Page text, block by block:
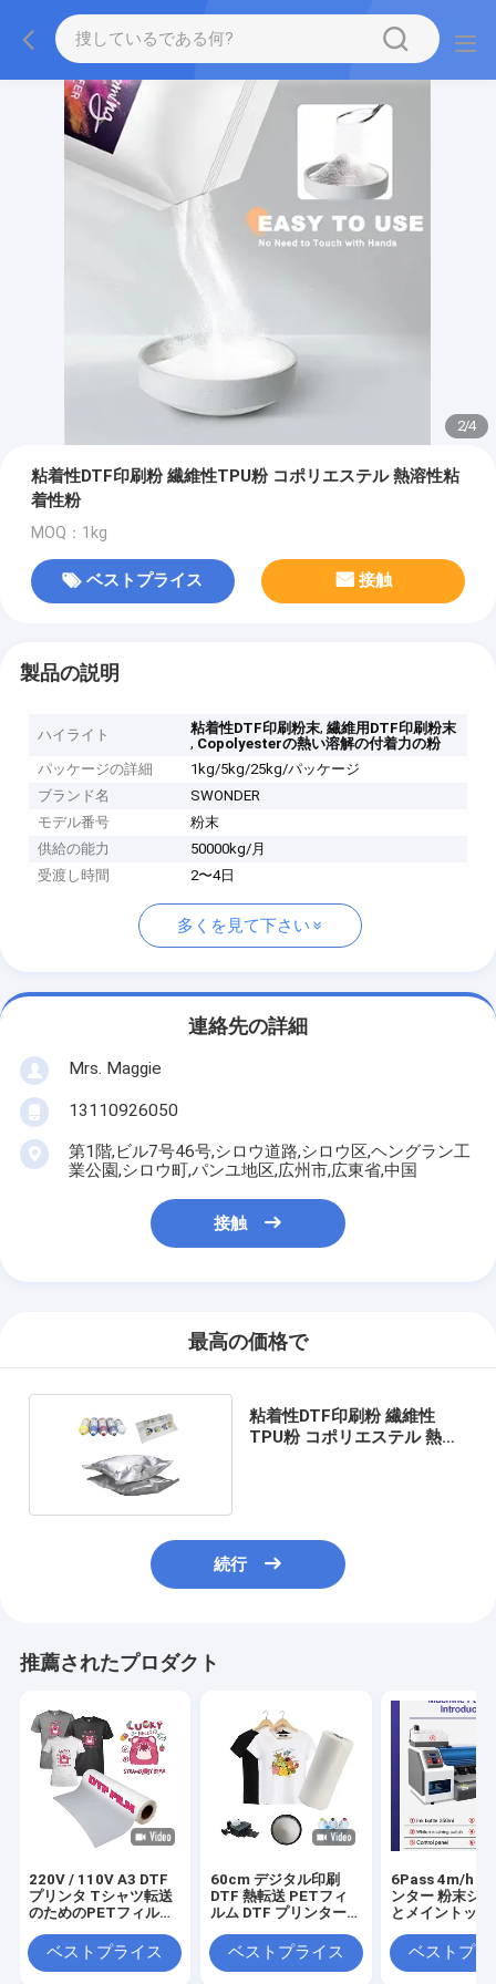
2/4
粘着性DTF印刷粉 繊維性TPU粉 コポリエステル 熱溶性粘
着性粉
MOQ：1kg
ベストプライス 接触
製品の説明
ハイライト 粘着性DTF印刷粉末,繊維用DTF印刷粉末
, Copolyesterの熱い溶解の付着力の粉
パッケージの詳細
1kg/5kg/25kg/パッケージ
ブランド名
SWONDER
モデル番号
粉末
供給の能力
50000kg/月
受渡し時間
2〜4日
多くを見て下さい
連絡先の詳細
Mrs. Maggie
13110926050
第1階,ビル7号46号,シロウ道路,シロウ区,ヘングラン工
業公園,シロウ町,パンユ地区,広州市,広東省,中国
接触
最高の価格で
粘着性DTF印刷粉 繊維性
TPU粉 コポリエステル 熱溶
続行
推薦されたプロダクト
220V / 110V A3 DTF
プリンタ Tシャツ転送
のためのPETフィルム
ベストプライス
60cm デジタル印刷
DTF 熱転送 PETフィ
ルム DTF プリンターフ
靴 Tシャツ 印刷 DTF
紙 PETフィルム
ベストプライス
6Pass 4m/h
ンター 粉末シ
とメイントッ
ベストプラ